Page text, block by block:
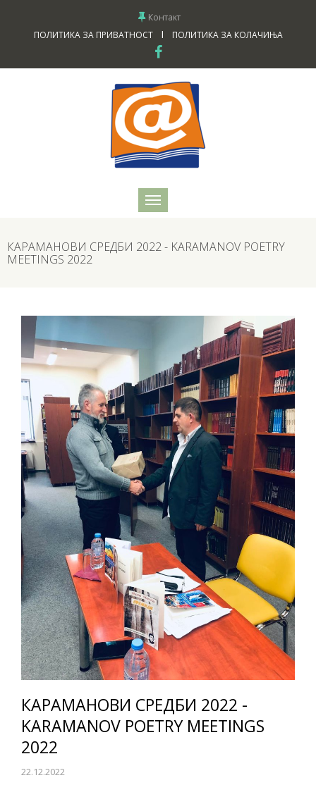
Контакт
ПОЛИТИКА ЗА ПРИВАТНОСТ
I ПОЛИТИКА ЗА КОЛАЧИЊА
КАРАМАНОВИ СРЕДБИ 2022 - KARAMANOV POETRY
MEETINGS 2022
КАРАМАНОВИ СРЕДБИ 2022 -
KARAMANOV POETRY MEETINGS
2022
22.12.2022